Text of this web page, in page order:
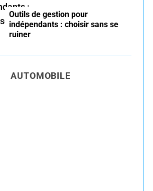
Outils de gestion pour
indépendants : choisir sans se
ruiner
AUTOMOBILE